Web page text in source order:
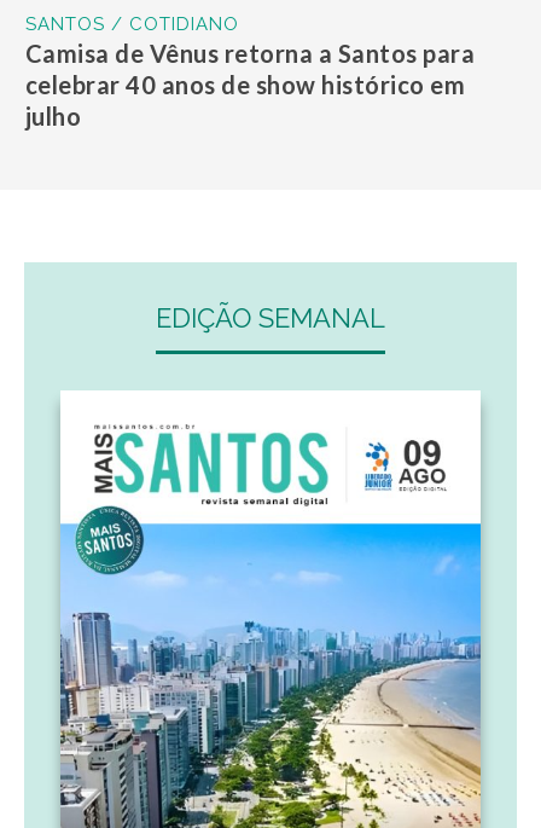
SANTOS / COTIDIANO
Camisa de Vênus retorna a Santos para
celebrar 40 anos de show histórico em
julho
EDIÇÃO SEMANAL